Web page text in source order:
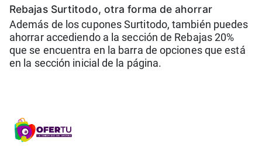
Rebajas Surtitodo, otra forma de ahorrar
Además de los cupones Surtitodo, también puedes
ahorrar accediendo a la sección de Rebajas 20%
que se encuentra en la barra de opciones que está
en la sección inicial de la página.